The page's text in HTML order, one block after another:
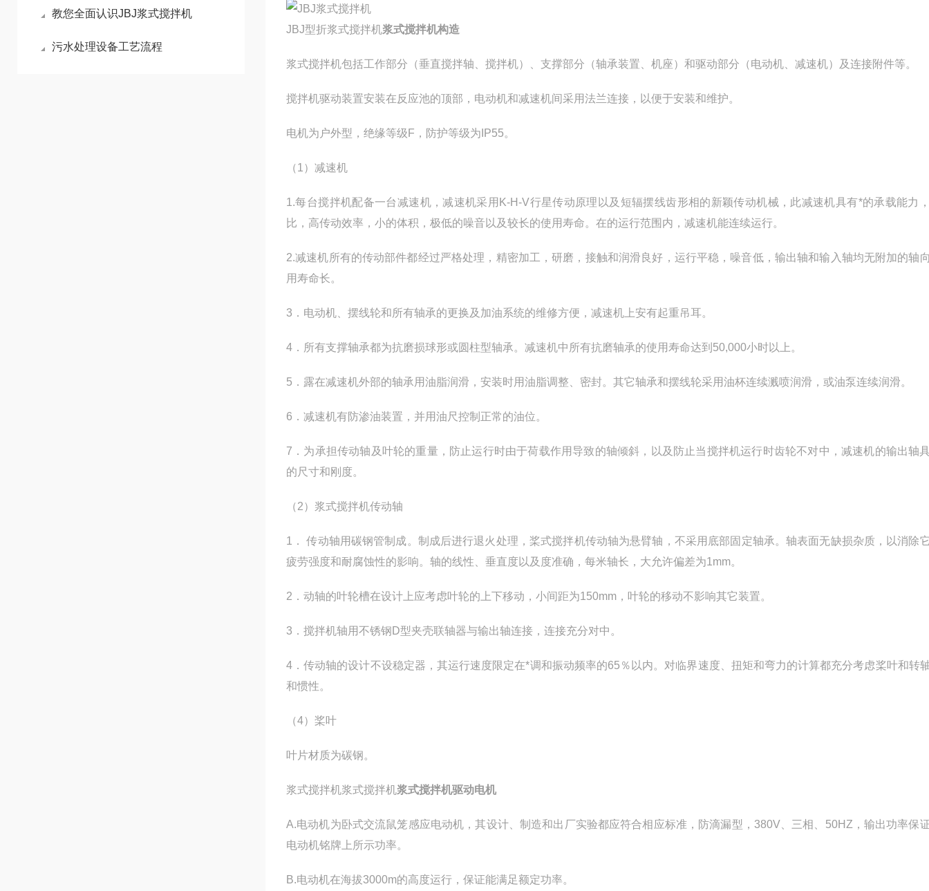
教您全面认识JBJ浆式搅拌机
污水处理设备工艺流程
JBJ型折浆式搅拌机浆式搅拌机构造
浆式搅拌机包括工作部分（垂直搅拌轴、搅拌机）、支撑部分（轴承装置、机座）和驱动部分（电动机、减速机）及连接附件等。
搅拌机驱动装置安装在反应池的顶部，电动机和减速机间采用法兰连接，以便于安装和维护。
电机为户外型，绝缘等级F，防护等级为IP55。
（1）减速机
1.每台搅拌机配备一台减速机，减速机采用K-H-V行星传动原理以及短辐摆线齿形相的新颖传动机械，此减速机具有*的承载能力
比，高传动效率，小的体积，极低的噪音以及较长的使用寿命。在的运行范围内，减速机能连续运行。
2.减速机所有的传动部件都经过严格处理，精密加工，研磨，接触和润滑良好，运行平稳，噪音低，输出轴和输入轴均无附加的轴
用寿命长。
3． 电动机、摆线轮和所有轴承的更换及加油系统的维修方便，减速机上安有起重吊耳。
4． 所有支撑轴承都为抗磨损球形或圆柱型轴承。减速机中所有抗磨轴承的使用寿命达到50,000小时以上。
5． 露在减速机外部的轴承用油脂润滑，安装时用油脂调整、密封。其它轴承和摆线轮采用油杯连续溅喷润滑，或油泵连续润滑。
6． 减速机有防渗油装置，并用油尺控制正常的油位。
7． 为承担传动轴及叶轮的重量，防止运行时由于荷载作用导致的轴倾斜，以及防止当搅拌机运行时齿轮不对中，减速机的输出轴
的尺寸和刚度。
（2）浆式搅拌机传动轴
1． 传动轴用碳钢管制成。制成后进行退火处理，桨式搅拌机传动轴为悬臂轴，不采用底部固定轴承。轴表面无缺损杂质，以消除
疲劳强度和耐腐蚀性的影响。轴的线性、垂直度以及度准确，每米轴长，大允许偏差为1mm。
2． 动轴的叶轮槽在设计上应考虑叶轮的上下移动，小间距为150mm，叶轮的移动不影响其它装置。
3． 搅拌机轴用不锈钢D型夹壳联轴器与输出轴连接，连接充分对中。
4．传动轴的设计不设稳定器，其运行速度限定在*调和振动频率的65％以内。对临界速度、扭矩和弯力的计算都充分考虑桨叶和转
和惯性。
（4）桨叶
叶片材质为碳钢。
浆式搅拌机浆式搅拌机浆式搅拌机驱动电机
A.电动机为卧式交流鼠笼感应电动机，其设计、制造和出厂实验都应符合相应标准，防滴漏型，380V、三相、50HZ，输出功率保
电动机铭牌上所示功率。
B.电动机在海拔3000m的高度运行，保证能满足额定功率。